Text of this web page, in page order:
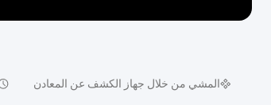
المشي من خلال جهاز الكشف عن المعادن